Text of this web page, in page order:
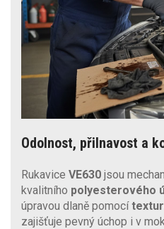
Odolnost, přilnavost a
Rukavice VE630 jsou
kvalitního polyesterového
úpravou dlaně pomocí
zajišťuje pevný úchop i v